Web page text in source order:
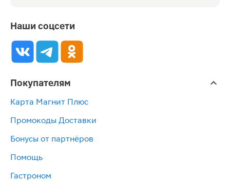
Наши соцсети
Покупателям
Карта Магнит Плюс
Промокоды Доставки
Бонусы от партнёров
Помощь
Гастроном